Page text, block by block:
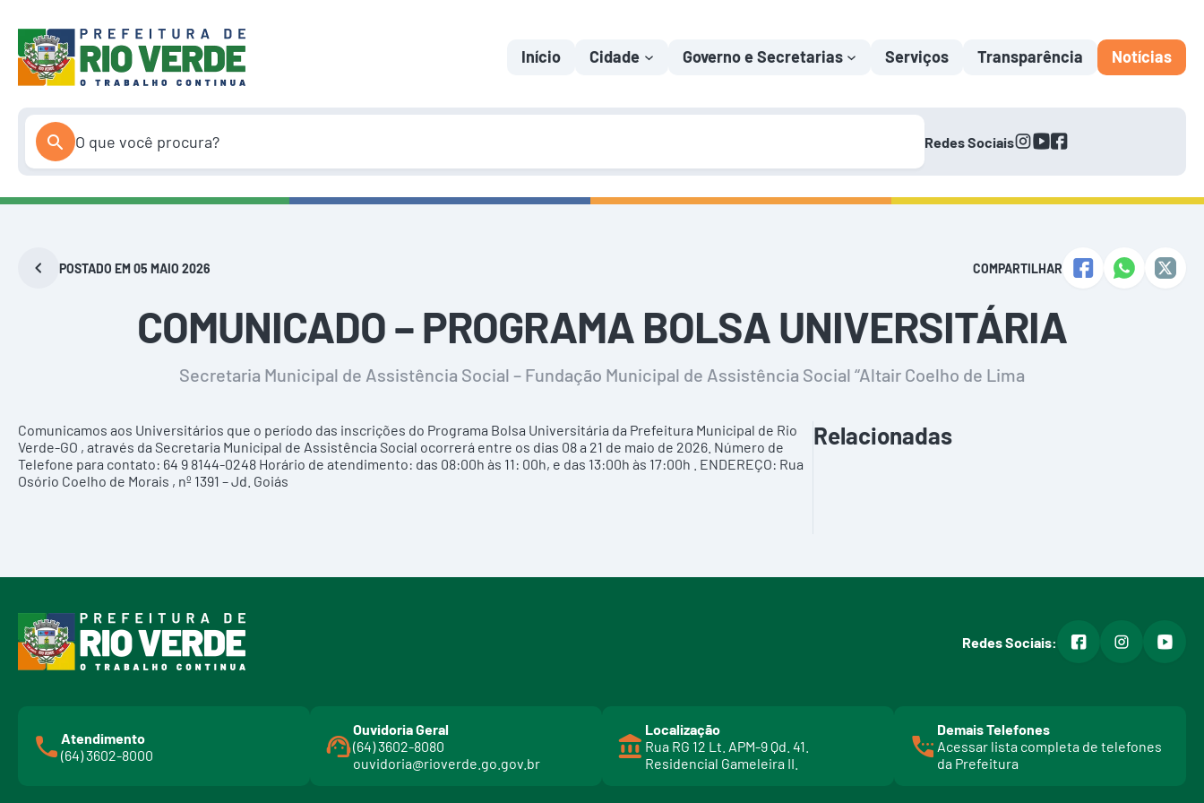
para
conteúdo
Início Cidade Governo e Secretarias Serviços Transparência Notícias
Redes Sociaisinstagram
youtube
facebook
POSTADO EM 05 MAIO 2026 COMPARTILHAR
COMUNICADO – PROGRAMA BOLSA UNIVERSITÁRIA
Secretaria Municipal de Assistência Social – Fundação Municipal de Assistência Social “Altair Coelho de Lima
Comunicamos aos Universitários que o período das inscrições do Programa Bolsa Universitária da Prefeitura Municipal de Rio
Verde-GO , através da Secretaria Municipal de Assistência Social ocorrerá entre os dias 08 a 21 de maio de 2026. Número de
Telefone para contato: 64 9 8144-0248 Horário de atendimento: das 08:00h às 11: 00h, e das 13:00h às 17:00h . ENDEREÇO: Rua
Osório Coelho de Morais , nº 1391 – Jd. Goiás
Relacionadas
Redes Sociais: facebookinstagram
Atendimento
(64) 3602-8000
Ouvidoria Geral
(64) 3602-8080
ouvidoria@rioverde.go.gov.br
Localização
Rua RG 12 Lt. APM-9 Qd. 41.
Residencial Gameleira II.
Demais Telefones
Acessar lista completa de telefones
da Prefeitura
l
i